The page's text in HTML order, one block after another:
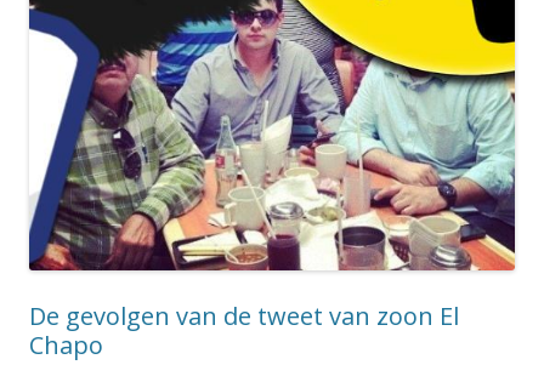
De gevolgen van de tweet van zoon El
Chapo